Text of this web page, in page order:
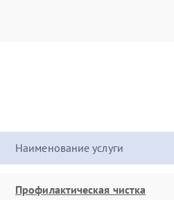
Наименование услуги
Профилактическая чистка